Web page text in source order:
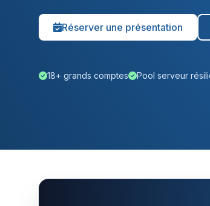
Réserver une présentation
18+ grands comptes Pool serveur